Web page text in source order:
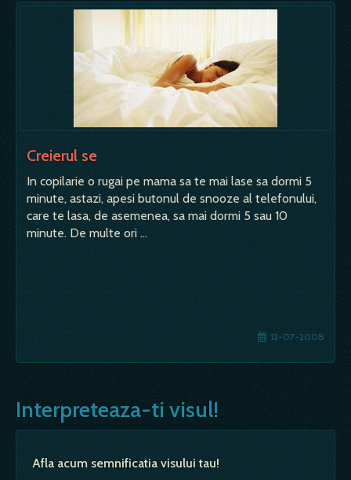
Creierul se
In copilarie o rugai pe mama sa te mai lase sa dormi 5
minute, astazi, apesi butonul de snooze al telefonului,
care te lasa, de asemenea, sa mai dormi 5 sau 10
minute. De multe ori …
12-07-2008
Interpreteaza-ti visul!
Afla acum semnificatia visului tau!